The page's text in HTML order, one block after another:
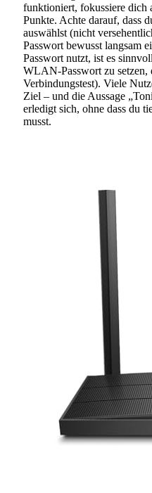
funktioniert, fokussiere dich
Punkte. Achte darauf, dass
auswählst (nicht
Passwort bewusst langsam
Passwort nutzt, ist es
WLAN-Passwort zu setzen,
Verbindungstest). Viele
Ziel – und die Aussage
erledigt sich, ohne dass du
musst.